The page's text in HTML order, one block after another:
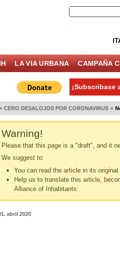
LA VIA URBANA CAMPAÑA
¡Subscribase
CERO DESALOJOS POR CORONAVIRUS »
Warning!
Please that this page is a "draft", and it
We suggest to:
You can read the article in its original
Help us to translate this article,
Alliance of Inhabitants:
abril 2020